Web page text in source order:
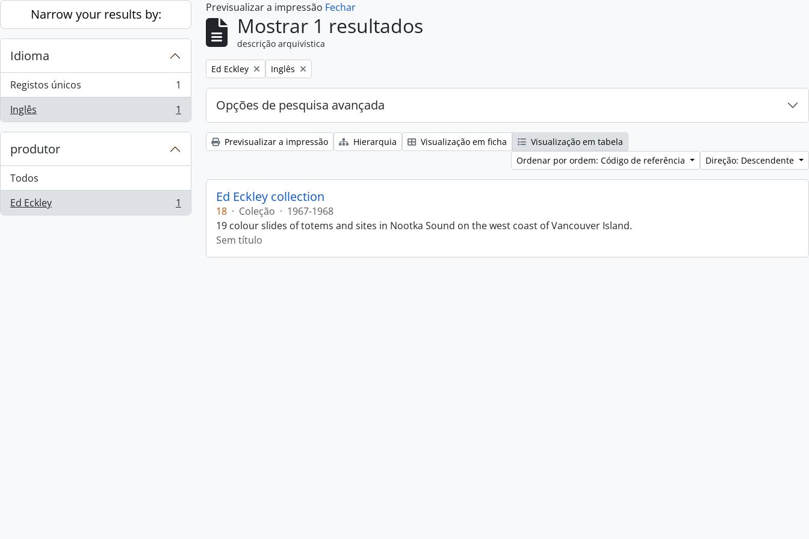
Skip to main content
Narrow your results by:
Idioma
Registos únicos
, 1 resultados
1
Inglês
, 1 resultados 1
produtor
Todos
Ed Eckley
, 1 resultados 1
Previsualizar a impressão Fechar
Mostrar 1 resultados
descrição arquivística
Remove filter:
Ed Eckley Remove filter:
Inglês
Opções de pesquisa avançada
Previsualizar a impressão Hierarquia Visualização em ficha
Visualização em tabela
Ordenar por ordem: Código de referência
Direção: Descendente
Ed Eckley collection
18 · Coleção · 1967-1968
19 colour slides of totems and sites in Nootka Sound on the west coast of Vancouver Island.
Sem título